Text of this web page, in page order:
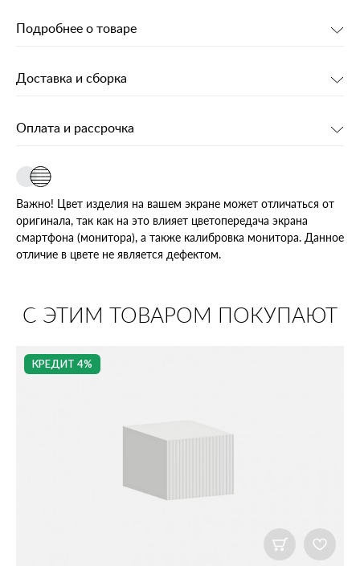
Подробнее о товаре
Доставка и сборка
Оплата и рассрочка
Важно! Цвет изделия на вашем экране может отличаться от
оригинала, так как на это влияет цветопередача экрана
смартфона (монитора), а также калибровка монитора. Данное
отличие в цвете не является дефектом.
С ЭТИМ ТОВАРОМ ПОКУПАЮТ
КРЕДИТ 4%